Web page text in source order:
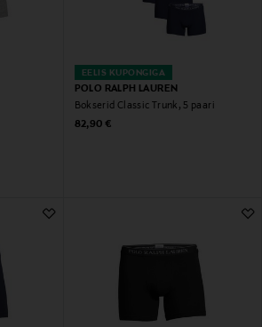
EELIS KUPONGIGA
POLO RALPH LAUREN
Bokserid Classic Trunk, 5 paari
Original Price
82,90 €